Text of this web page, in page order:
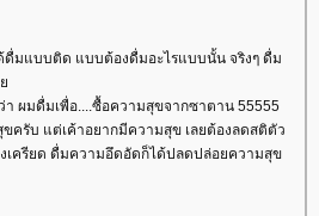
มแบบติด แบบต้องดื่มอะไรแบบนั้น จริงๆ ดื่ม
ผมดื่มเพื่อ....ซื้อความสุขจากซาตาน 55555
ครับ แต่เค้าอยากมีความสุข เลยต้องลดสติตัว
งเครียด ดื่มความอึดอัดก็ได้ปลดปล่อยความสุข